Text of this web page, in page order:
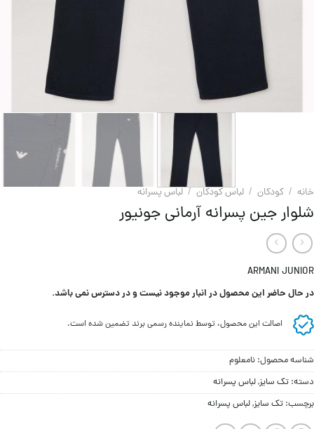
خانه / کودکان / لباس کودکان / لباس پسرانه
شلوار جین پسرانه آرمانی جونیور
ARMANI JUNIOR
در حال حاضر این محصول در انبار موجود نیست و در دسترس نمی باشد.
اصالت این محصول، توسط نماینده رسمی برند تضمین شده است.
شناسه محصول: نامعلوم
دسته: تک سایز,لباس پسرانه
برچسب: تک سایز,لباس پسرانه